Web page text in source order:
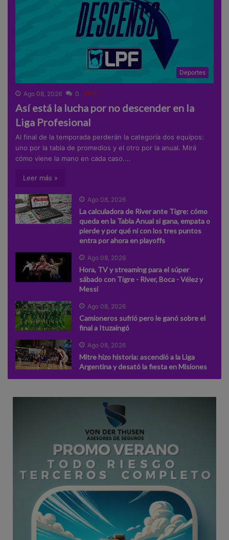
Deportes
Ago 08, 2026 0 0
Así está la lucha por no descender en la
Liga Profesional
Al final de la temporada perderán la categoría dos equipos:
uno por la tabla de promedios y el otro por la anual. Mirá
cómo viene la mano en cada caso....
Leer más »
Ago 08, 2026
La calculadora de River ante Tigre: cómo
queda en la Tabla Anual si gana, empata o
pierde y por qué ni con los tres puntos
entra por ahora en playoffs
Ago 08, 2026
Hora, TV y streaming para el súper
sábado con Tigre - River, Boca - Vélez y
Messi
Ago 08, 2026
Camioneros sufrió pero le ganó sobre el
final a Ituzaingó
Ago 08, 2026
Mitre hizo historia: ascendió a la Liga
Argentina y desató la fiesta en Misiones